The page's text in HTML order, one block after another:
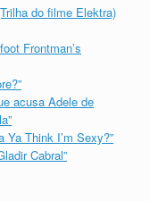
do filme Elektra)
Frontman’s
acusa Adele de
Ya Think I’m Sexy?”
Cabral”